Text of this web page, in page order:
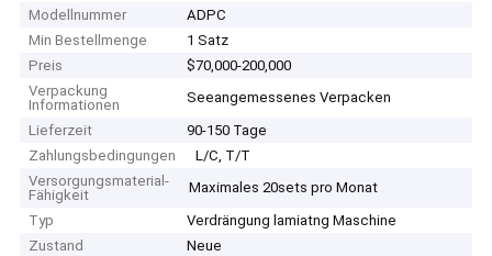
Modellnummer
ADPC
Min Bestellmenge
1 Satz
Preis
$70,000-200,000
Verpackung
Informationen
Seeangemessenes Verpacken
Lieferzeit
90-150 Tage
Zahlungsbedingungen
L/C, T/T
Versorgungsmaterial-
Fähigkeit
Maximales 20sets pro Monat
Typ
Verdrängung lamiatng Maschine
Zustand
Neue